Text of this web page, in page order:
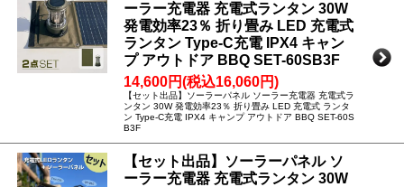
ーラー充電器 充電式ランタン 30W
発電効率23％ 折り畳み LED 充電式
ランタン Type-C充電 IPX4 キャン
プ アウトドア BBQ SET-60SB3F
14,600円(税込16,060円)
【セット出品】ソーラーパネル ソーラー充電器 充電式ラ
ンタン 30W 発電効率23％ 折り畳み LED 充電式 ランタ
ン Type-C充電 IPX4 キャンプ アウトドア BBQ SET-60S
B3F
【セット出品】ソーラーパネル ソ
ーラー充電器 充電式ランタン 30W